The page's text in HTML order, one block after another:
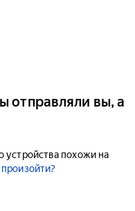
отправляли вы, а
устройства похожи на